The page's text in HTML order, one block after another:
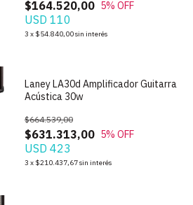
$164.520,00 5% OFF
USD 110
3 x $54.840,00sin interés
Laney LA30d Amplificador Guitarra
Acústica 30w
$631.313,00
$664.539,00
5% OFF
USD 423
3 x $210.437,67sin interés